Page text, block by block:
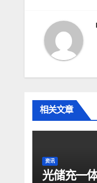
航
相关文章
资讯
光储充一